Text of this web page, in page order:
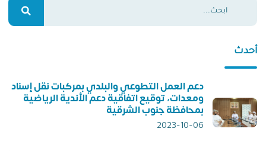
أحدث
دعم العمل التطوعي والبلدي بمركبات نقل إسناد
ومعدات، توقيع اتفاقية دعم الأندية الرياضية
بمحافظة جنوب الشرقية
2023-10-06